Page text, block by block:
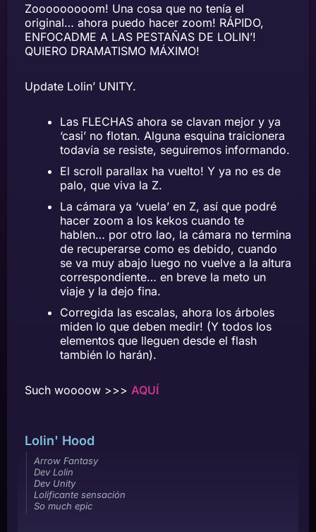
Zooooooooom! Una cosa que no tenía el
original… ahora puedo hacer zoom! RÁPIDO,
ENFOCADME A LAS PESTAÑAS DE LOLIN’!
QUIERO DRAMATISMO MÁXIMO!
Update Lolin’ UNITY.
Las FLECHAS ahora se clavan mejor y ya
‘casi’ no flotan. Alguna esquina traicionera
todavía se resiste, seguiremos informando.
El scroll parallax ha vuelto! Y ya no es de
palo, que viva la Z.
La cámara ya ‘vuela’ en Z, así que podré
hacer zoom a los kekos cuando te
hablen… por otro lao, la cámara no termina
de recuperarse como es debido, cuando
se va muy abajo luego no vuelve a la altura
correspondiente… en breve la meto un
viaje y la dejo fina.
Corregida las escalas, ahora los árboles
miden lo que deben medir! (Y todos los
elementos que lleguen desde el flash
también lo harán).
Such woooow >>> AQUÍ
Lolin' Hood
Arrow Fantasy
Dev Lolin
Dev Unity
Lolificante sensación
So much epic